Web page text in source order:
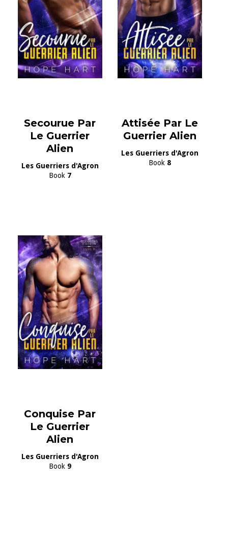
Secourue Par
Le Guerrier
Alien
Les Guerriers d'Agron
Book 7
Attisée Par Le
Guerrier Alien
Les Guerriers d'Agron
Book 8
Conquise Par
Le Guerrier
Alien
Les Guerriers d'Agron
Book 9